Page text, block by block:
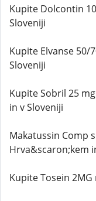
Kupite Dolcontin
Sloveniji
Kupite Elvanse 50/
Sloveniji
Kupite Sobril 25
in v Sloveniji
Makatussin Comp
Hrva&scaron;kem
Kupite Tosein